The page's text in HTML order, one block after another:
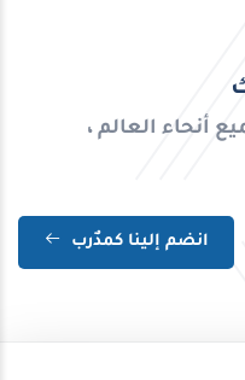
أنحاء العالم ،
انضم إلينا كمدٌرب